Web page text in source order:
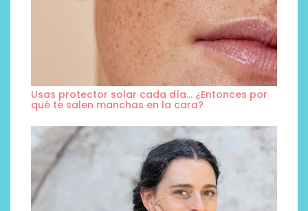
Usas protector solar cada día… ¿Entonces por
qué te salen manchas en la cara?